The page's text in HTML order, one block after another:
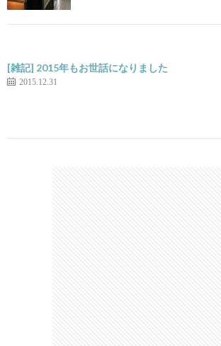
[雑記] 2015年もお世話になりました
2015.12.31